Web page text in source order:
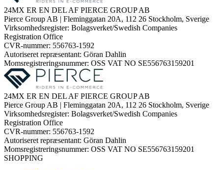
24MX ER EN DEL AF PIERCE GROUP AB
Pierce Group AB | Fleminggatan 20A, 112 26 Stockholm, Sverige
Virksomhedsregister: Bolagsverket/Swedish Companies
Registration Office
CVR-nummer: 556763-1592
Autoriseret repræsentant: Göran Dahlin
Momsregistreringsnummer: OSS VAT NO SE556763159201
24MX ER EN DEL AF PIERCE GROUP AB
Pierce Group AB | Fleminggatan 20A, 112 26 Stockholm, Sverige
Virksomhedsregister: Bolagsverket/Swedish Companies
Registration Office
CVR-nummer: 556763-1592
Autoriseret repræsentant: Göran Dahlin
Momsregistreringsnummer: OSS VAT NO SE556763159201
SHOPPING